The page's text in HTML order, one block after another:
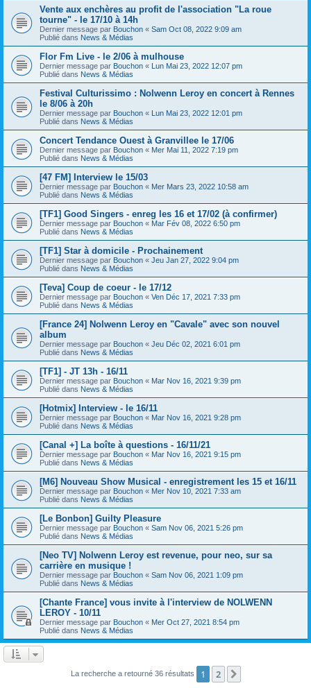
Vente aux enchères au profit de l'association "La roue
tourne" - le 17/10 à 14h
Dernier message par Bouchon « Sam Oct 08, 2022 9:09 am
Publié dans News & Médias
Flor Fm Live - le 2/06 à mulhouse
Dernier message par Bouchon « Lun Mai 23, 2022 12:07 pm
Publié dans News & Médias
Festival Culturissimo : Nolwenn Leroy en concert à Rennes
le 8/06 à 20h
Dernier message par Bouchon « Lun Mai 23, 2022 12:01 pm
Publié dans News & Médias
Concert Tendance Ouest à Granvillee le 17/06
Dernier message par Bouchon « Mer Mai 11, 2022 7:19 pm
Publié dans News & Médias
[47 FM] Interview le 15/03
Dernier message par Bouchon « Mer Mars 23, 2022 10:58 am
Publié dans News & Médias
[TF1] Good Singers - enreg les 16 et 17/02 (à confirmer)
Dernier message par Bouchon « Mar Fév 08, 2022 6:50 pm
Publié dans News & Médias
[TF1] Star à domicile - Prochainement
Dernier message par Bouchon « Jeu Jan 27, 2022 9:04 pm
Publié dans News & Médias
[Teva] Coup de coeur - le 17/12
Dernier message par Bouchon « Ven Déc 17, 2021 7:33 pm
Publié dans News & Médias
[France 24] Nolwenn Leroy en "Cavale" avec son nouvel
album
Dernier message par Bouchon « Jeu Déc 02, 2021 6:01 pm
Publié dans News & Médias
[TF1] - JT 13h - 16/11
Dernier message par Bouchon « Mar Nov 16, 2021 9:39 pm
Publié dans News & Médias
[Hotmix] Interview - le 16/11
Dernier message par Bouchon « Mar Nov 16, 2021 9:28 pm
Publié dans News & Médias
[Canal +] La boîte à questions - 16/11/21
Dernier message par Bouchon « Mar Nov 16, 2021 9:15 pm
Publié dans News & Médias
[M6] Nouveau Show Musical - enregistrement les 15 et 16/11
Dernier message par Bouchon « Mer Nov 10, 2021 7:33 am
Publié dans News & Médias
[Le Bonbon] Guilty Pleasure
Dernier message par Bouchon « Sam Nov 06, 2021 5:26 pm
Publié dans News & Médias
[Neo TV] Nolwenn Leroy est revenue, pour neo, sur sa
carrière en musique !
Dernier message par Bouchon « Sam Nov 06, 2021 1:09 pm
Publié dans News & Médias
[Chante France] vous invite à l'interview de NOLWENN
LEROY - 10/11
Dernier message par Bouchon « Mer Oct 27, 2021 8:54 pm
Publié dans News & Médias
La recherche a retourné 36 résultats 1 2